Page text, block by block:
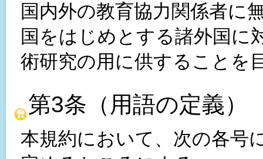
国内外の教育協力関係者に
国をはじめとする諸外国に
術研究の用に供することを
第3条（用語の定義）
本規約において、次の各号